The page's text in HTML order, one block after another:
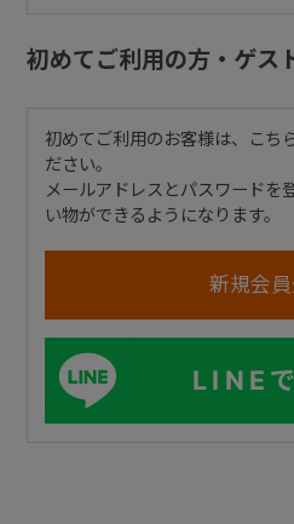
初めてご利用の方・ゲス
初めてご利用のお客様は、こち
ださい。
メールアドレスとパスワードを
い物ができるようになります。
LINE